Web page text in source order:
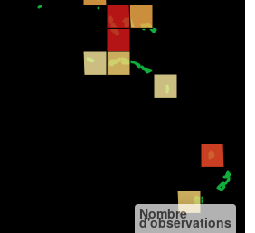
Nombre
d'observations